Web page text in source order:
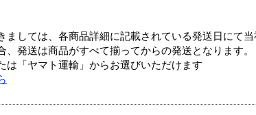
ましては、各商品詳細に記載されている発送日にて当
、発送は商品がすべて揃ってからの発送となります。
「ヤマト運輸」からお選びいただけます